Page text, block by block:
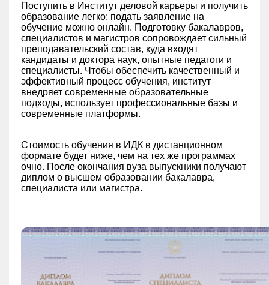
Поступить в Институт деловой карьеры и получить
образование легко: подать заявление на
обучение можно онлайн. Подготовку бакалавров,
специалистов и магистров сопровождает сильный
преподавательский состав, куда входят
кандидаты и доктора наук, опытные педагоги и
специалисты. Чтобы обеспечить качественный и
эффективный процесс обучения, институт
внедряет современные образовательные
подходы, использует профессиональные базы и
современные платформы.
Стоимость обучения в ИДК в дистанционном
формате будет ниже, чем на тех же программах
очно. После окончания вуза выпускники получают
диплом о высшем образовании бакалавра,
специалиста или магистра.